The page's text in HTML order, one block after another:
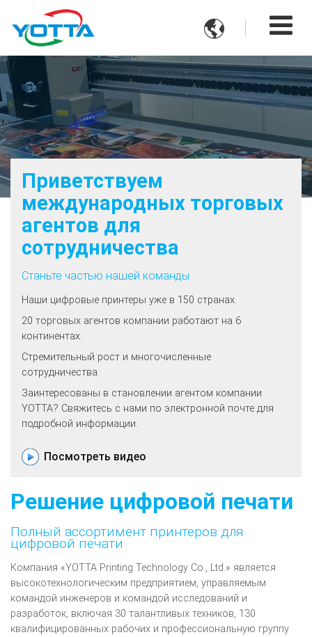

Приветствуем
международных торговых
агентов для
сотрудничества
Станьте частью нашей команды
Наши цифровые принтеры уже в 150 странах.
20 торговых агентов компании работают на 6
континентах.
Стремительный рост и многочисленные
сотрудничества.
Заинтересованы в становлении агентом компании
YOTTA? Свяжитесь с нами по электронной почте для
подробной информации.
Посмотреть видео
Решение цифровой печати
Полный ассортимент принтеров для
цифровой печати
Компания «YOTTA Printing Technology Co., Ltd.» является
высокотехнологическим предприятием, управляемым
командой инженеров и командой исследований и
разработок, включая 30 талантливых техников, 130
квалифицированных рабочих и профессиональную группу